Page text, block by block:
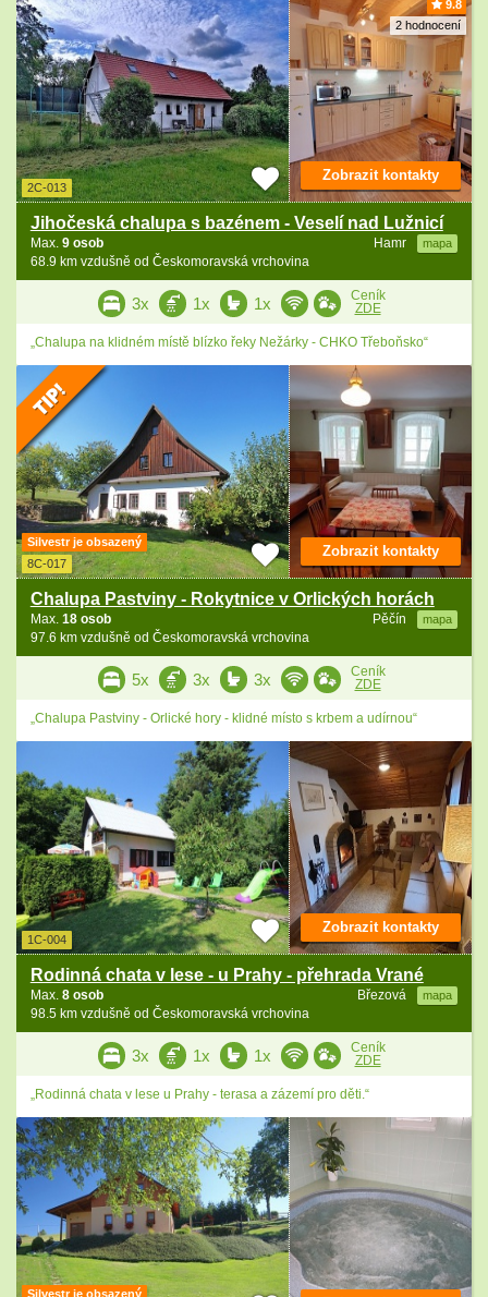
9.8
2 hodnocení
2C-013
Jihočeská chalupa s bazénem - Veselí nad Lužnicí
Hamr mapa
Max. 9 osob
68.9 km vzdušně od Českomoravská vrchovina
Zobrazit kontakty
3x 1x 1x
Ceník
ZDE
„Chalupa na klidném místě blízko řeky Nežárky - CHKO Třeboňsko“
Silvestr je obsazený
8C-017
Chalupa Pastviny - Rokytnice v Orlických horách
Pěčín mapa
Max. 18 osob
97.6 km vzdušně od Českomoravská vrchovina
Zobrazit kontakty
5x 3x 3x
Ceník
ZDE
„Chalupa Pastviny - Orlické hory - klidné místo s krbem a udírnou“
1C-004
Rodinná chata v lese - u Prahy - přehrada Vrané
Březová mapa
Max. 8 osob
98.5 km vzdušně od Českomoravská vrchovina
Zobrazit kontakty
3x 1x 1x
Ceník
ZDE
„Rodinná chata v lese u Prahy - terasa a zázemí pro děti.“
Silvestr je obsazený